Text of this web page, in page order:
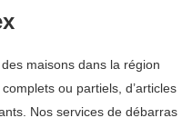
maisons dans la région
ou partiels, d’articles
Nos services de débarras